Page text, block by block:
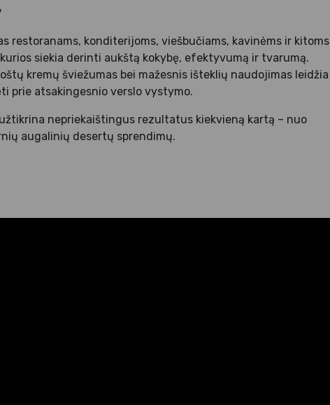
restoranams, konditerijoms, viešbučiams, kavinėms ir kitoms
siekia derinti aukštą kokybę, efektyvumą ir tvarumą.
kremų šviežumas bei mažesnis išteklių naudojimas leidžia
prie atsakingesnio verslo vystymo.
nepriekaištingus rezultatus kiekvieną kartą – nuo
augalinių desertų sprendimų.